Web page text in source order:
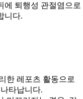
에 퇴행성 관절염으로
니다.
한 레포츠 활동으로
타납니다.